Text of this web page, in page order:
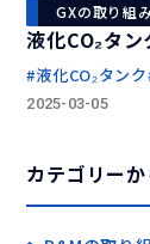
GXの取り組
液化CO₂タ
液化CO₂タンク
2025-03-05
カテゴリー